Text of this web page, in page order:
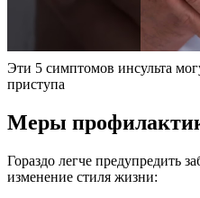
Эти 5 симптомов инсульта
приступа
Меры
Гораздо легче предупредить
изменение стиля жизни: